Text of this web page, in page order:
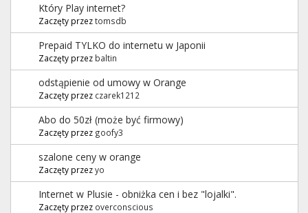
Który Play internet?
Zaczęty przeztomsdb
Prepaid TYLKO do internetu w Japonii
Zaczęty przez baltin
odstąpienie od umowy w Orange
Zaczęty przez czarek1212
Abo do 50zł (może być firmowy)
Zaczęty przez goofy3
szalone ceny w orange
Zaczęty przezyo
Internet w Plusie - obniżka cen i bez "lojalki".
Zaczęty przez overconscious